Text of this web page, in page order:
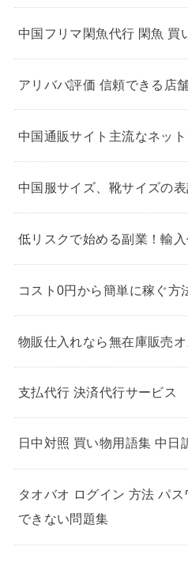
中国フリマ閑魚代行 閑魚 買
アリババ評価 信頼できる店
中国通販サイト主流なネッ
中国服サイズ、靴サイズの表
低リスクで始める副業！輸
コスト0円から簡単に稼ぐ方
物販仕入れなら無在庫販売オ
支払代行 決済代行サービス
日中対照 買い物用語集 中日
タオバオ ログイン 方法 パ
できない問題集